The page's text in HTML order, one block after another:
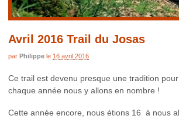
Avril 2016 Trail du Josas
par Philippe le 16 avril 2016
Ce trail est devenu presque une tradition pour
chaque année nous y allons en nombre !
Cette année encore, nous étions 16 à nous